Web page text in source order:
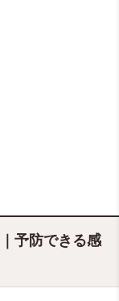
｜予防できる感